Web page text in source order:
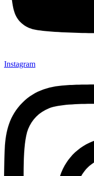
Instagram